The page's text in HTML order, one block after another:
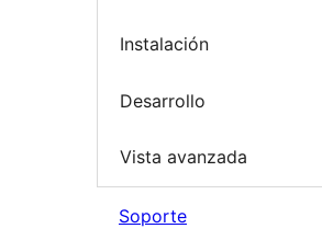
Instalación
Desarrollo
Vista avanzada
Soporte